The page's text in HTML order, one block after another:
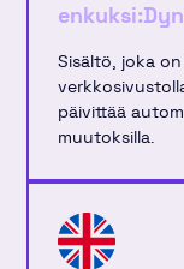
enkuksi:
Sisältö, joka
päivittää
muutoksilla.